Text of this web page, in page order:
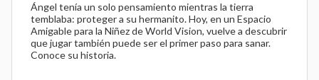
Ángel tenía un solo pensamiento mientras la tierra
temblaba: proteger a su hermanito. Hoy, en un Espacio
Amigable para la Niñez de World Vision, vuelve a descubrir
que jugar también puede ser el primer paso para sanar.
Conoce su historia.